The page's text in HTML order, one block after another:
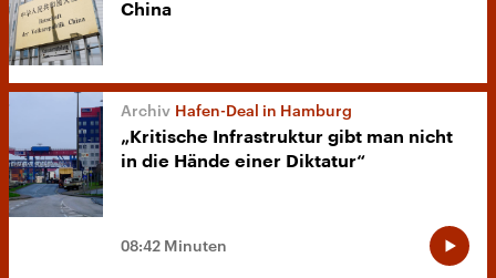
China
Hafen-Deal in Hamburg
„Kritische Infrastruktur gibt man nicht
in die Hände einer Diktatur“
08:42 Minuten